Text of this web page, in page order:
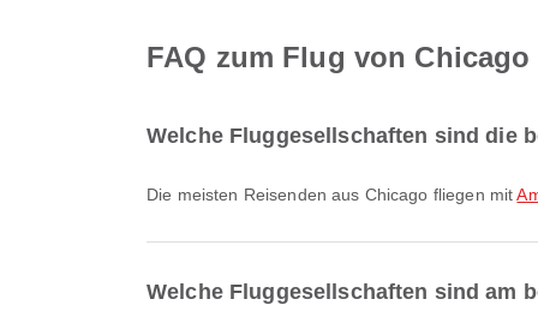
FAQ zum Flug von
Welche Fluggesellschaften sind die
Die meisten Reisenden aus Chicago fliegen mit
Welche Fluggesellschaften sind am